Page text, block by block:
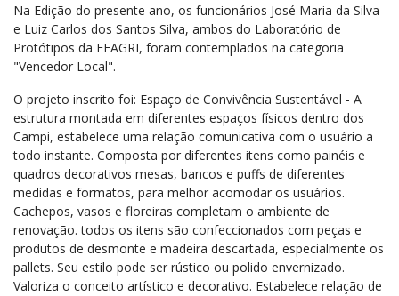
Na Edição do presente ano, os funcionários José Maria da Silva
e Luiz Carlos dos Santos Silva, ambos do Laboratório de
Protótipos da FEAGRI, foram contemplados na categoria
"Vencedor Local".
O projeto inscrito foi: Espaço de Convivência Sustentável - A
estrutura montada em diferentes espaços físicos dentro dos
Campi, estabelece uma relação comunicativa com o usuário a
todo instante. Composta por diferentes itens como painéis e
quadros decorativos mesas, bancos e puffs de diferentes
medidas e formatos, para melhor acomodar os usuários.
Cachepos, vasos e floreiras completam o ambiente de
renovação. todos os itens são confeccionados com peças e
produtos de desmonte e madeira descartada, especialmente os
pallets. Seu estilo pode ser rústico ou polido envernizado.
Valoriza o conceito artístico e decorativo. Estabelece relação de